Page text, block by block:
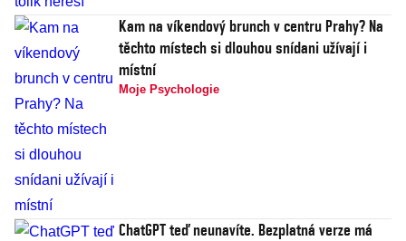
Kam na víkendový brunch v centru Prahy? Na
těchto místech si dlouhou snídani užívají i
místní
Moje Psychologie
ChatGPT teď neunavíte. Bezplatná verze má